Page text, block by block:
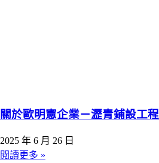
關於歐明憲企業－瀝青鋪設工程
2025 年 6 月 26 日
閱讀更多 »